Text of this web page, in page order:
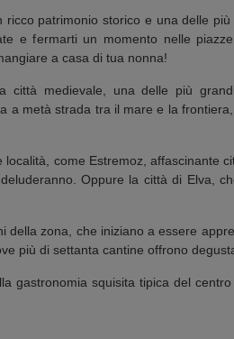
patrimonio storico e una delle
e fermarti un momento nelle
a casa di tua nonna!
città medievale, una delle più
metà strada tra il mare e la
come Estremoz, affascinante
Oppure la città di Elva,
della zona, che iniziano a essere
più di settanta cantine offrono
gastronomia squisita tipica del